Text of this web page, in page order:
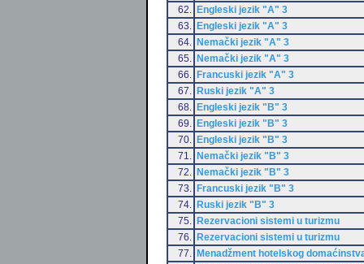
62.
Engleski jezik "A" 3
63.
Engleski jezik "A" 3
64.
Nemački jezik "A" 3
65.
Nemački jezik "A" 3
66.
Francuski jezik "A" 3
67.
Ruski jezik "A" 3
68.
Engleski jezik "B" 3
69.
Engleski jezik "B" 3
70.
Engleski jezik "B" 3
71.
Nemački jezik "B" 3
72.
Nemački jezik "B" 3
73.
Francuski jezik "B" 3
74.
Ruski jezik "B" 3
75.
Rezervacioni sistemi u turizmu
76.
Rezervacioni sistemi u turizmu
77.
Menadžment hotelskog